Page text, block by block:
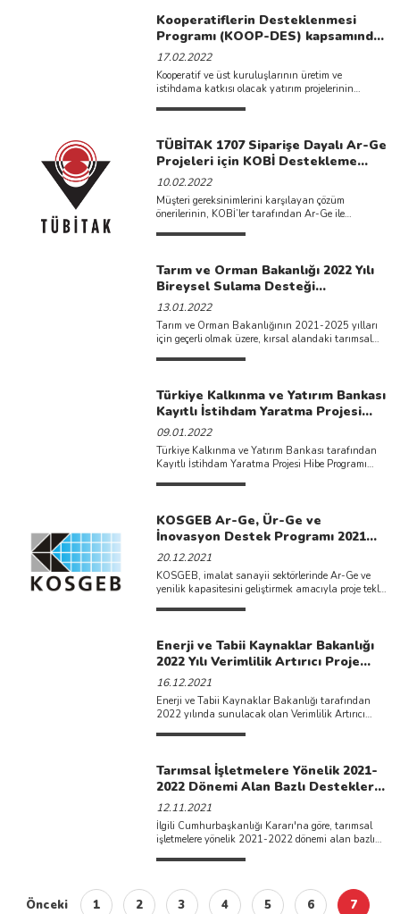
Kooperatiflerin Desteklenmesi
Programı (KOOP-DES) kapsamında
2022 proje başvuruları başlamıştır.
17.02.2022
Kooperatif ve üst kuruluşlarının üretim ve
istihdama katkısı olacak yatırım projelerinin
TÜBİTAK 1707 Siparişe Dayalı Ar-Ge
Projeleri için KOBİ Destekleme
Çağrısı kapsamında 2022 yılı 1.
Döneminde 2 adet çağrı açılmıştır.
10.02.2022
Müşteri gereksinimlerini karşılayan çözüm
önerilerinin, KOBİ’ler tarafından Ar-Ge ile
Tarım ve Orman Bakanlığı 2022 Yılı
Bireysel Sulama Desteği
Başvuruları Başlamıştır.
13.01.2022
Tarım ve Orman Bakanlığının 2021-2025 yılları
için geçerli olmak üzere, kırsal alandaki tarımsal
Türkiye Kalkınma ve Yatırım Bankası
Kayıtlı İstihdam Yaratma Projesi
Hibe Programı İlan Edilmiştir.
09.01.2022
Türkiye Kalkınma ve Yatırım Bankası tarafından
Kayıtlı İstihdam Yaratma Projesi Hibe Programı
KOSGEB Ar-Ge, Ür-Ge ve
İnovasyon Destek Programı 2021
yılı ikinci çağrısı ilan edilmiştir.
20.12.2021
KOSGEB, imalat sanayii sektörlerinde Ar-Ge ve
yenilik kapasitesini geliştirmek amacıyla proje teklif
Enerji ve Tabii Kaynaklar Bakanlığı
2022 Yılı Verimlilik Artırıcı Proje
Başvuru Tarihleri Duyurulmuştur.
16.12.2021
Enerji ve Tabii Kaynaklar Bakanlığı tarafından
2022 yılında sunulacak olan Verimlilik Artırıcı
Tarımsal İşletmelere Yönelik 2021-
2022 Dönemi Alan Bazlı Destekler
Açıklanmıştır.
12.11.2021
İlgili Cumhurbaşkanlığı Kararı'na göre, tarımsal
işletmelere yönelik 2021-2022 dönemi alan bazlı
Önceki 1 2 3 4 5 6 7